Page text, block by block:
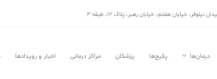
خیابان هفتم، خیابان رهبر، پلاک ۱۲، طبقه ۳
درمان‌ها پکیج‌ها پزشکان مراکز درمانی اخبار و رویدادها